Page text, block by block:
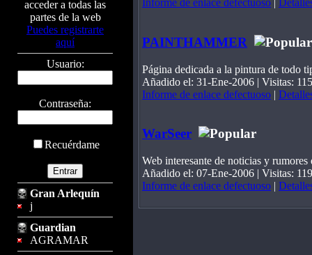
acceder a todas las
partes de la web
Puedes registrarte
aquí
Usuario:
Contraseña:
Recuérdame
Gran Arlequín
j
Guardian
AGRAMAR
Informe de enlace defectuoso |
PAINTHAMMER
Página dedicada a la pintura de todo
Añadido el: 31-Ene-2006 | Visitas:
Informe de enlace defectuoso |
WarSeer
Web interesante de noticias y
Añadido el: 07-Ene-2006 | Visitas:
Informe de enlace defectuoso |